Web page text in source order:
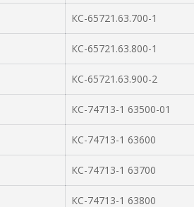
КС-65721.63.700-1
КС-65721.63.800-1
КС-65721.63.900-2
КС-74713-1 63500-01
КС-74713-1 63600
КС-74713-1 63700
КС-74713-1 63800